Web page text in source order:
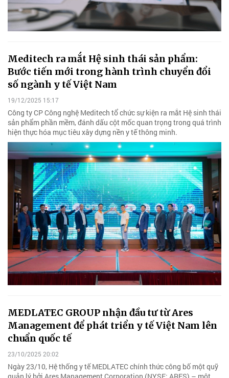
Meditech ra mắt Hệ sinh thái sản phẩm:
Bước tiến mới trong hành trình chuyển đổi
số ngành y tế Việt Nam
19/12/2025 15:17
Công ty CP Công nghệ Meditech tổ chức sự kiện ra mắt Hệ sinh thái
sản phẩm phần mềm, đánh dấu cột mốc quan trọng trong quá trình
hiện thực hóa mục tiêu xây dựng nền y tế thông minh.
MEDLATEC GROUP nhận đầu tư từ Ares
Management để phát triển y tế Việt Nam lên
chuẩn quốc tế
23/10/2025 20:02
Ngày 23/10, Hệ thống y tế MEDLATEC chính thức công bố một quỹ